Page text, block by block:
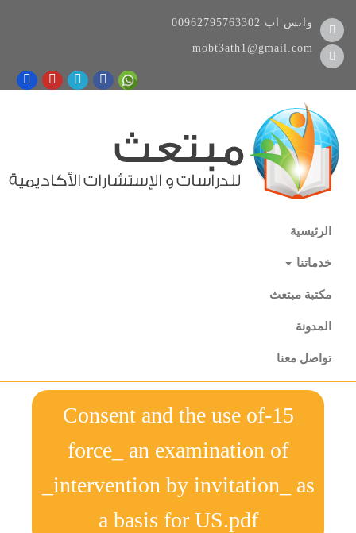
00962795763302 واتس اب
mobt3ath1@gmail.com
الرئيسية
خدماتنا
مكتبة مبتعث
المدونة
تواصل معنا
15-Consent and the use of
force_ an examination of
_intervention by invitation_ as
a basis for US.pdf